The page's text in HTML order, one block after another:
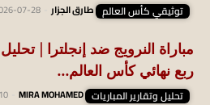
توثيقي كأس العالم طارق الجزار 07-28
مباراة النرويج ضد إنجلترا |
ربع نهائي كأس العالم...
تحليل وتقارير المباريات MIRA MOHAMED